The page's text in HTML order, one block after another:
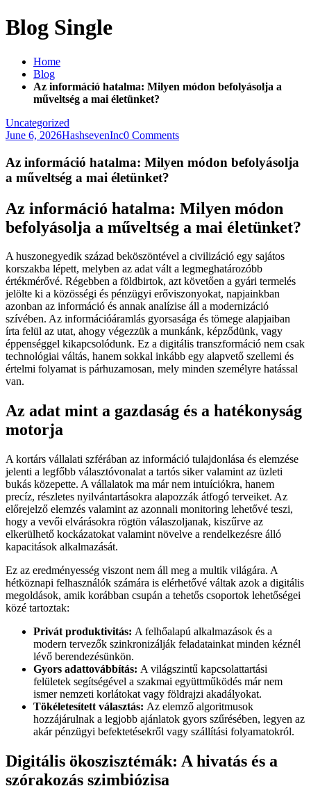
Blog Single
Home
Blog
Az információ hatalma: Milyen módon befolyásolja a
műveltség a mai életünket?
Uncategorized
June 6, 2026HashsevenInc0 Comments
Az információ hatalma: Milyen módon befolyásolja
a műveltség a mai életünket?
Az információ hatalma: Milyen módon
befolyásolja a műveltség a mai életünket?
A huszonegyedik század beköszöntével a civilizáció egy sajátos
korszakba lépett, melyben az adat vált a legmeghatározóbb
értékmérővé. Régebben a földbirtok, azt követően a gyári termelés
jelölte ki a közösségi és pénzügyi erőviszonyokat, napjainkban
azonban az információ és annak analízise áll a modernizáció
szívében. Az információáramlás gyorsasága és tömege alapjaiban
írta felül az utat, ahogy végezzük a munkánk, képződünk, vagy
éppenséggel kikapcsolódunk. Ez a digitális transzformáció nem csak
technológiai váltás, hanem sokkal inkább egy alapvető szellemi és
értelmi folyamat is párhuzamosan, mely minden személyre hatással
van.
Az adat mint a gazdaság és a hatékonyság
motorja
A kortárs vállalati szférában az információ tulajdonlása és elemzése
jelenti a legfőbb választóvonalat a tartós siker valamint az üzleti
bukás közepette. A vállalatok ma már nem intuíciókra, hanem
precíz, részletes nyilvántartásokra alapozzák átfogó terveiket. Az
előrejelző elemzés valamint az azonnali monitoring lehetővé teszi,
hogy a vevői elvárásokra rögtön válaszoljanak, kiszűrve az
elkerülhető kockázatokat valamint növelve a rendelkezésre álló
kapacitások alkalmazását.
Ez az eredményesség viszont nem áll meg a multik világára. A
hétköznapi felhasználók számára is elérhetővé váltak azok a digitális
megoldások, amik korábban csupán a tehetős csoportok lehetőségei
közé tartoztak:
Privát produktivitás: A felhőalapú alkalmazások és a
modern tervezők szinkronizálják feladatainkat minden kéznél
lévő berendezésünkön.
Gyors adattovábbítás: A világszintű kapcsolattartási
felületek segítségével a szakmai együttműködés már nem
ismer nemzeti korlátokat vagy földrajzi akadályokat.
Tökéletesített választás: Az elemző algoritmusok
hozzájárulnak a legjobb ajánlatok gyors szűrésében, legyen az
akár pénzügyi befektetésekről vagy szállítási folyamatokról.
Digitális ökoszisztémák: A hivatás és a
szórakozás szimbiózisa